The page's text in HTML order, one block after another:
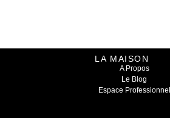
LA MAISON
A Propos
Le Blog
Espace Professionnel